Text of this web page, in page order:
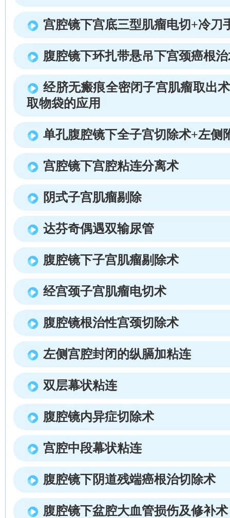
宫腔镜下宫底三型肌瘤电切+冷刀
腹腔镜下环扎带悬吊下宫颈癌根
经脐无瘢痕全密闭子宫肌瘤取出
取物袋的应用
单孔腹腔镜下全子宫切除术+左侧
宫腔镜下宫腔粘连分离术
阴式子宫肌瘤剔除
达芬奇偶遇双输尿管
腹腔镜下子宫肌瘤剔除术
经宫颈子宫肌瘤电切术
腹腔镜根治性宫颈切除术
左侧宫腔封闭的纵膈加粘连
双层幕状粘连
腹腔镜内异症切除术
宫腔中段幕状粘连
腹腔镜下阴道残端癌根治切除术
腹腔镜下盆腔大血管损伤及修补术